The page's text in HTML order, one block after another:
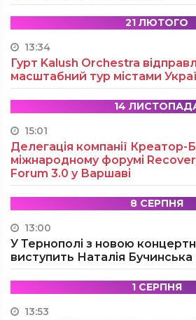
21 ЛЮТОГО
13:34
Гурт Kalush Orchestra
масштабний тур містами
14
15:01
Делегація компанії Креатор-
міжнародному форумі
Forum 3.0 у Варшаві
8 СЕРПНЯ
13:00
У Тернополі з новою
виступить Наталія Бучинська
1 СЕРПНЯ
13:53